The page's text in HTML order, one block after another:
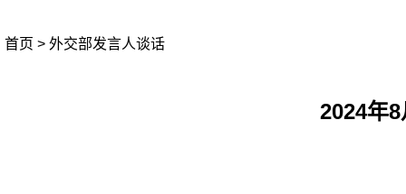
首页 > 外交部发言人谈话
2024年